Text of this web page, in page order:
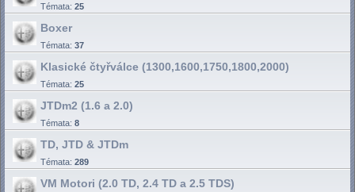
Témata: 25
Boxer
Témata: 37
Klasické čtyřválce (1300,1600,1750,1800,2000)
Témata: 25
JTDm2 (1.6 a 2.0)
Témata: 8
TD, JTD & JTDm
Témata: 289
VM Motori (2.0 TD, 2.4 TD a 2.5 TDS)